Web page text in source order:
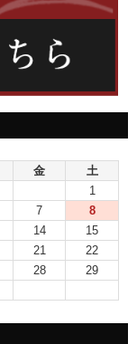
金
土
1
7
8
14
15
21
22
28
29